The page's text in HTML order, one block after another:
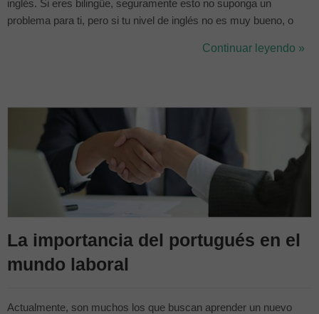
inglés. Si eres bilingüe, seguramente esto no suponga un
problema para ti, pero si tu nivel de inglés no es muy bueno, o
preparado a tu entrevista. Las entrevistas de trabajo en inglés son
Continuar leyendo »
La importancia del portugués en el
mundo laboral
Actualmente, son muchos los que buscan aprender un nuevo